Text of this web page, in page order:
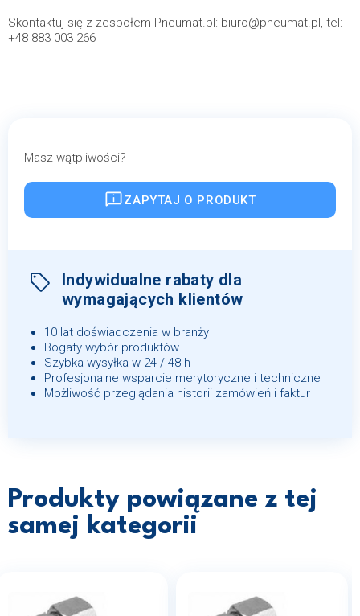
Skontaktuj się z zespołem Pneumat.pl: biuro@pneumat.pl, tel:
+48 883 003 266
Masz wątpliwości?
ZAPYTAJ O PRODUKT
Indywidualne rabaty dla
wymagających klientów
10 lat doświadczenia w branży
Bogaty wybór produktów
Szybka wysyłka w 24 / 48 h
Profesjonalne wsparcie merytoryczne i techniczne
Możliwość przeglądania historii zamówień i faktur
Produkty powiązane z tej
samej kategorii